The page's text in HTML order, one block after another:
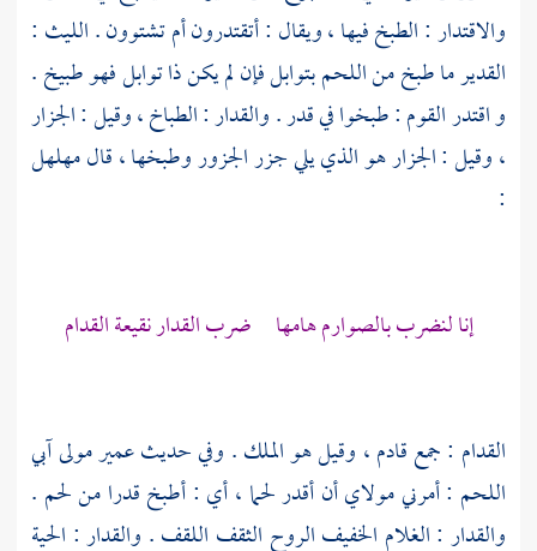
والاقتدار : الطبخ فيها ، ويقال : أتقتدرون أم تشتوون .الليث :
القدير ما طبخ من اللحم بتوابل فإن لم يكن ذا توابل فهو طبيخ .
و اقتدر القوم : طبخوا في قدر . والقدار : الطباخ ، وقيل : الجزار
، وقيل : الجزار هو الذي يلي جزر الجزور وطبخها ، قالمهلهل
:
إنا لنضرب بالصوارم هامها ضرب القدار نقيعة القدام
القدام : جمع قادم ، وقيل هو الملك . وفي حديثعميرمولى آبي
اللحم : أمرني مولاي أن أقدر لحما ، أي : أطبخ قدرا من لحم .
والقدار : الغلام الخفيف الروح الثقف اللقف . والقدار : الحية